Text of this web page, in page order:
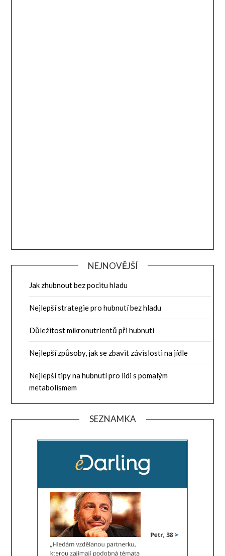
NEJNOVĚJŠÍ
Jak zhubnout bez pocitu hladu
Nejlepší strategie pro hubnutí bez hladu
Důležitost mikronutrientů při hubnutí
Nejlepší způsoby, jak se zbavit závislosti na jídle
Nejlepší tipy na hubnutí pro lidi s pomalým
metabolismem
SEZNAMKA